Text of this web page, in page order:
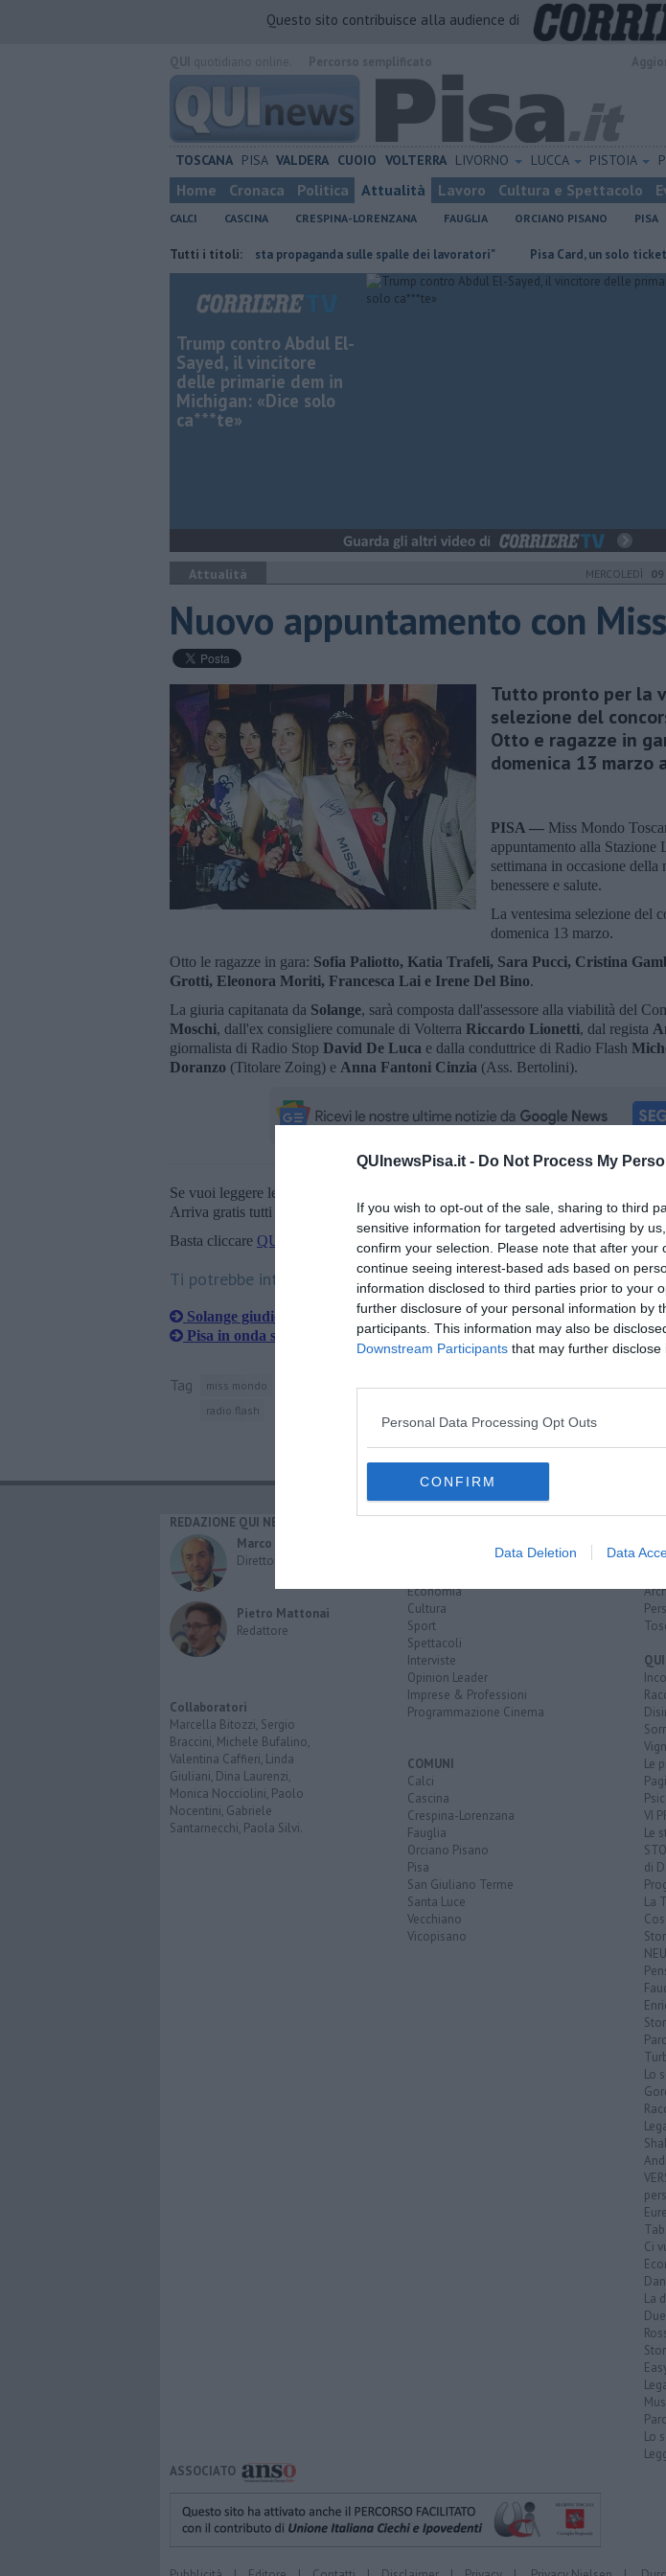
QUInewsPisa.it - Do Not Process My
If you wish to opt-out of the sale, sharing to third
sensitive information for targeted advertising by
confirm your selection. Please note that after
continue seeing interest-based ads based on
information disclosed to third parties prior to your
further disclosure of your personal information by
participants. This information may also be
Downstream Participants that may further disclose
Personal Data Processing Opt Outs
CONFIRM
Data Deletion Data
Questo sito contribuisce alla audience di
TOSCANA PISA VALDERA CUOIO VOLTERRA LIVORNO LUCCA PISTOIA
Home Cronaca Politica Attualità Lavoro Cultura e Spettacolo
CALCI CASCINA CRESPINA-LORENZANA FAUGLIA ORCIANO PISANO PISA
Tutti i titoli:
Piazza Manin, "Basta propaganda sulle spalle dei lavoratori" Pisa Card, un solo ticket per
Trump contro Abdul El-
Sayed, il vincitore
delle primarie dem in
Michigan: «Dice solo
ca***te»
Attualità MERCOLEDÌ
Nuovo appuntamento con
Tutto pronto per la
selezione del
Otto e ragazze in
domenica 13 marzo
PISA — Miss Mondo
appuntamento alla Stazione
settimana in occasione della
benessere e salute.
La ventesima selezione del
domenica 13 marzo.
Otto le ragazze in gara: Sofia Paliotto, Katia Trafeli, Sara Pucci, Cristina
Grotti, Eleonora Moriti, Francesca Lai e Irene Del Bino.
La giuria capitanata da Solange, sarà composta dall'assessore alla viabilità del
Moschi, dall'ex consigliere comunale di Volterra Riccardo Lionetti, dal regista
giornalista di Radio Stop David De Luca e dalla conduttrice di Radio Flash
Doranzo (Titolare Zoing) e Anna Fantoni Cinzia (Ass. Bertolini).
Se vuoi leggere le notizie principali della Toscana iscriviti alla
Arriva gratis tutti i giorni alle 20:00 direttamente nella tua casella di posta.
Basta cliccare QUI
Ti potrebbe interessare anche:
Solange giudica miss mondo
Pisa in onda su Rai Uno
Tag miss mondo concorso di bellezza toscana stazione leopolda paliotto
radio flash
REDAZIONE QUI NEWS
Marco Migli
Direttore Responsabile
Pietro Mattonai
Redattore
Collaboratori
Marcella Bitozzi, Sergio
Braccini, Michele Bufalino,
Valentina Caffieri, Linda
Giuliani, Dina Laurenzi,
Monica Nocciolini, Paolo
Nocentini, Gabriele
Santarnecchi, Paola Silvi.
Economia
Cultura
Sport
Spettacoli
Interviste
Opinion Leader
Imprese & Professioni
Programmazione Cinema
COMUNI
Calci
Cascina
Crespina-Lorenzana
Fauglia
Orciano Pisano
Pisa
San Giuliano Terme
Santa Luce
Vecchiano
Vicopisano
Più
Le
VI
Le
di
La
Lo
Ci
La
Lo
ASSOCIATO